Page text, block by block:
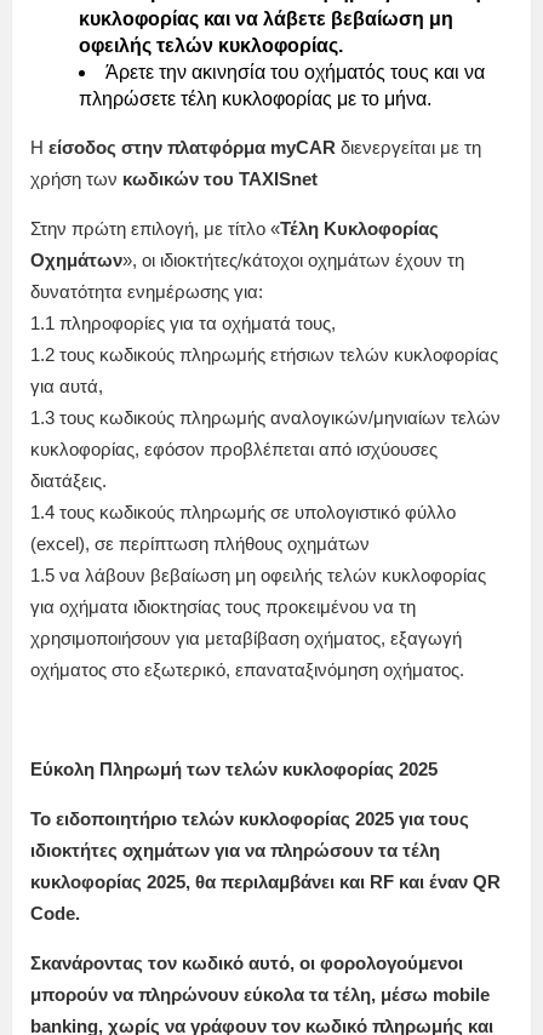
κυκλοφορίας και να λάβετε βεβαίωση μη
οφειλής τελών κυκλοφορίας.
Άρετε την ακινησία του οχήματός τους και να
πληρώσετε τέλη κυκλοφορίας με το μήνα.
Η είσοδος στην πλατφόρμα myCAR διενεργείται με τη
χρήση των κωδικών του TAXISnet
Στην πρώτη επιλογή, με τίτλο «Τέλη Κυκλοφορίας
Οχημάτων», οι ιδιοκτήτες/κάτοχοι οχημάτων έχουν τη
δυνατότητα ενημέρωσης για:
1.1 πληροφορίες για τα οχήματά τους,
1.2 τους κωδικούς πληρωμής ετήσιων τελών κυκλοφορίας
για αυτά,
1.3 τους κωδικούς πληρωμής αναλογικών/μηνιαίων τελών
κυκλοφορίας, εφόσον προβλέπεται από ισχύουσες
διατάξεις.
1.4 τους κωδικούς πληρωμής σε υπολογιστικό φύλλο
(excel), σε περίπτωση πλήθους οχημάτων
1.5 να λάβουν βεβαίωση μη οφειλής τελών κυκλοφορίας
για οχήματα ιδιοκτησίας τους προκειμένου να τη
χρησιμοποιήσουν για μεταβίβαση οχήματος, εξαγωγή
οχήματος στο εξωτερικό, επαναταξινόμηση οχήματος.
Εύκολη Πληρωμή των τελών κυκλοφορίας 2025
Το ειδοποιητήριο τελών κυκλοφορίας 2025 για τους
ιδιοκτήτες οχημάτων για να πληρώσουν τα τέλη
κυκλοφορίας 2025, θα περιλαμβάνει και RF και έναν QR
Code.
Σκανάροντας τον κωδικό αυτό, οι φορολογούμενοι
μπορούν να πληρώνουν εύκολα τα τέλη, μέσω mobile
banking, χωρίς να γράφουν τον κωδικό πληρωμής και